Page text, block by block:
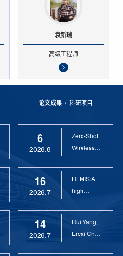
袁新瑞
高级工程师
论文成果/ 科研项目
6
2026.8
Zero-Shot
Wireless
Sensor
16
2026.7
HLMIS:A
high
Resolution
14
2026.7
Rui Yang,
Ercai Chen
and